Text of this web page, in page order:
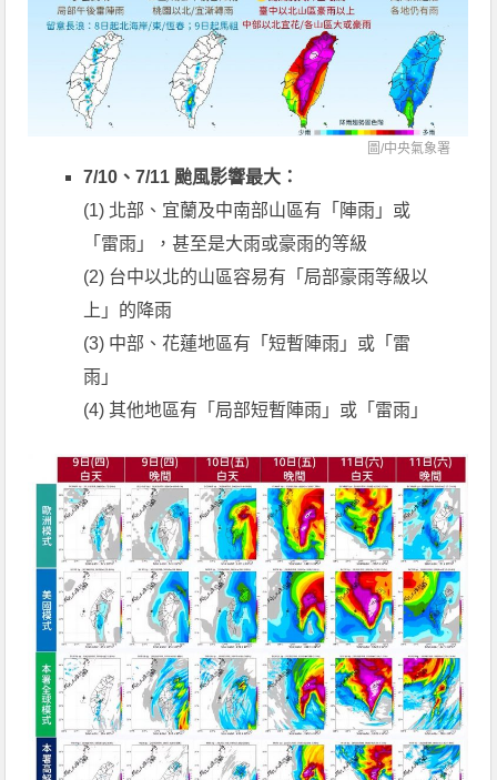
圖/中央氣象署
7/10、7/11 颱風影響最大：
(1) 北部、宜蘭及中南部山區有「陣雨」或
「雷雨」，甚至是大雨或豪雨的等級
(2) 台中以北的山區容易有「局部豪雨等級以
上」的降雨
(3) 中部、花蓮地區有「短暫陣雨」或「雷
雨」
(4) 其他地區有「局部短暫陣雨」或「雷雨」